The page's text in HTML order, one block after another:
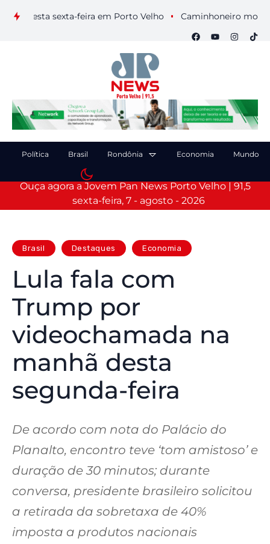
sexta-feira em Porto Velho Caminhoneiro morre
Política Brasil Rondônia Economia Mundo
Ouça agora a Jovem Pan News Porto Velho | 91,5
sexta-feira, 7 - agosto - 2026
Brasil Destaques Economia
Lula fala com
Trump por
videochamada na
manhã desta
segunda-feira
De acordo com nota do Palácio do
Planalto, encontro teve ‘tom amistoso’ e
duração de 30 minutos; durante
conversa, presidente brasileiro solicitou
a retirada da sobretaxa de 40%
imposta a produtos nacionais